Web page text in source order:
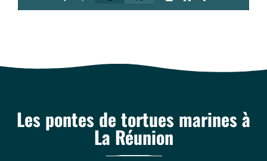
Les pontes de tortues marines à
La Réunion